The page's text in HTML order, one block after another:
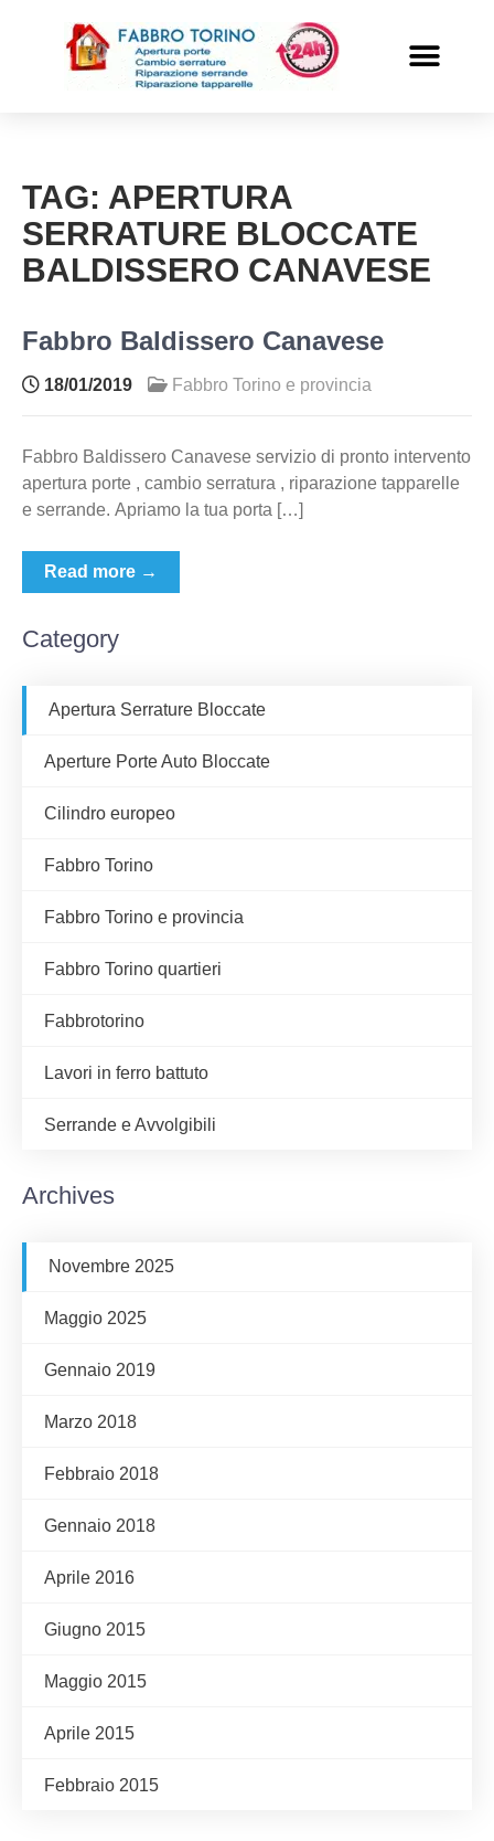
TAG: APERTURA
SERRATURE BLOCCATE
BALDISSERO CANAVESE
Fabbro Baldissero Canavese
18/01/2019 Fabbro Torino e provincia
Fabbro Baldissero Canavese servizio di pronto intervento
apertura porte , cambio serratura , riparazione tapparelle
e serrande. Apriamo la tua porta […]
Read more →
Category
Apertura Serrature Bloccate
Aperture Porte Auto Bloccate
Cilindro europeo
Fabbro Torino
Fabbro Torino e provincia
Fabbro Torino quartieri
Fabbrotorino
Lavori in ferro battuto
Serrande e Avvolgibili
Archives
Novembre 2025
Maggio 2025
Gennaio 2019
Marzo 2018
Febbraio 2018
Gennaio 2018
Aprile 2016
Giugno 2015
Maggio 2015
Aprile 2015
Febbraio 2015